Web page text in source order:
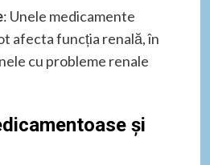
: Unele medicamente
afecta funcția renală, în
cu probleme renale
și